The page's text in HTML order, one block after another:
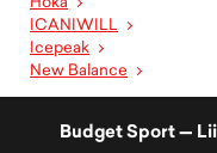
ICANIWILL
Icepeak
New Balance
Budget Sport —